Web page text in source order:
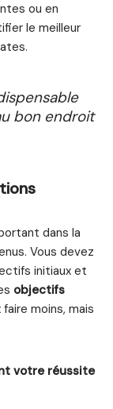
ou en
le meilleur
bon endroit
dans la
Vous devez
initiaux et
objectifs
moins, mais
votre réussite